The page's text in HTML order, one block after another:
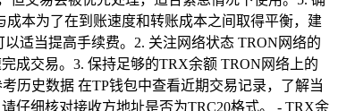
本为了在到账速度和转账成本之间取得平衡，建
适当提高手续费。2. 关注网络状态 TRON网络的
成交易。3. 保持足够的TRX余额 TRON网络上的
历史数据 在TP钱包中查看近期交易记录，了解当
仔细核对接收方地址是否为TRC20格式。 - TRX余